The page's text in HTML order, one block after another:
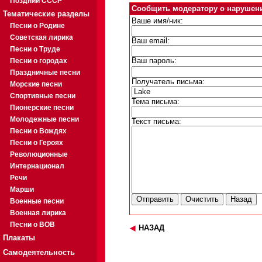
Тематические разделы
Песни о Родине
Советская лирика
Песни о Труде
Песни о городах
Праздничные песни
Морские песни
Спортивные песни
Пионерские песни
Молодежные песни
Песни о Вождях
Песни о Героях
Революционные
Интернационал
Речи
Марши
Военные песни
Военная лирика
Песни о ВОВ
Плакаты
Самодеятельность
Сообщить модератору о
Ваше имя/ник:
Ваш email:
Ваш пароль:
Получатель письма:
Тема письма:
Текст письма:
НАЗАД